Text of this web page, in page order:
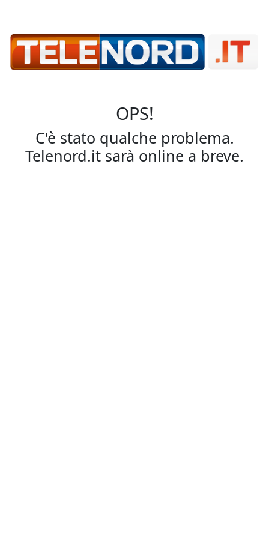
OPS!
C'è stato qualche problema.
Telenord.it sarà online a breve.